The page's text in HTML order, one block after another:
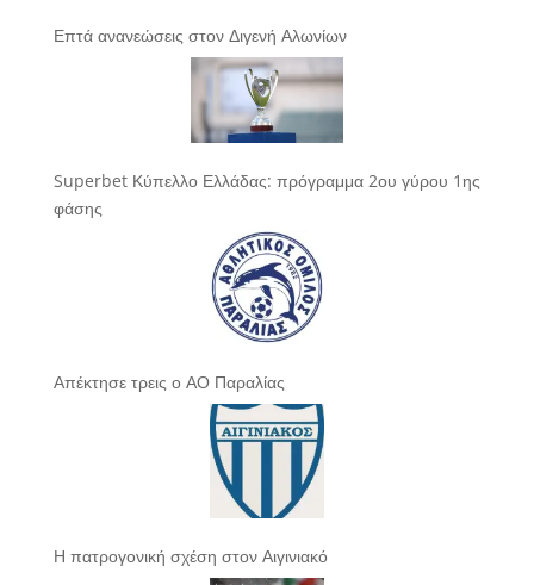
Επτά ανανεώσεις στον Διγενή Αλωνίων
Superbet Κύπελλο Ελλάδας: πρόγραμμα 2ου γύρου 1ης
φάσης
Απέκτησε τρεις ο ΑΟ Παραλίας
Η πατρογονική σχέση στον Αιγινιακό